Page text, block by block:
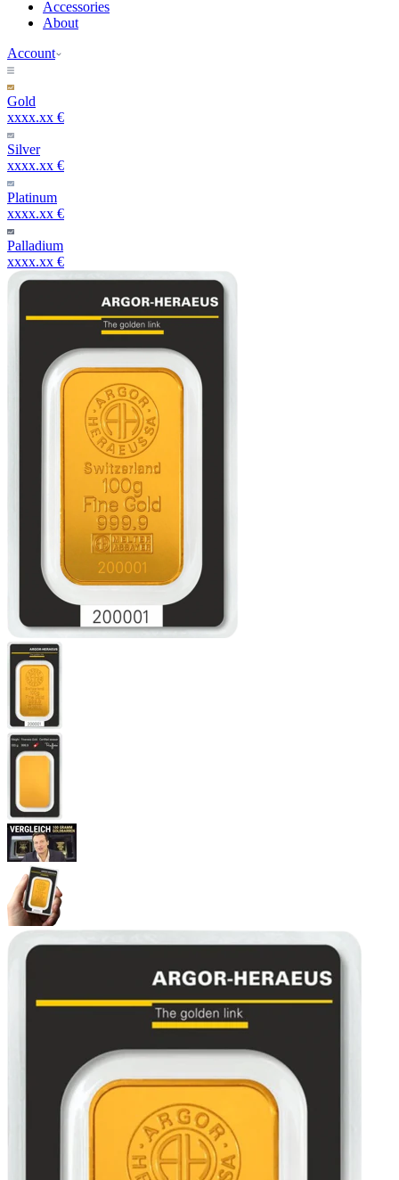
Accessories
About
Account
Gold
xxxx.xx €
Silver
xxxx.xx €
Platinum
xxxx.xx €
Palladium
xxxx.xx €